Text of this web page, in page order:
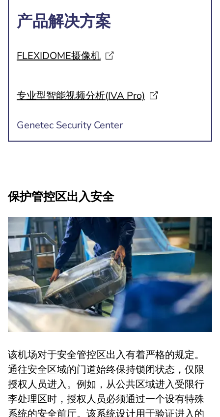
产品解决方案
FLEXIDOME摄像机
专业型智能视频分析(IVA Pro)
Genetec Security Center
保护管控区出入安全
该机场对于安全管控区出入有着严格的规定。
通往安全区域的门道始终保持锁闭状态，仅限
授权人员进入。例如，从公共区域进入受限行
李处理区时，授权人员必须通过一个设有特殊
系统的安全前厅。该系统设计用于验证进入的